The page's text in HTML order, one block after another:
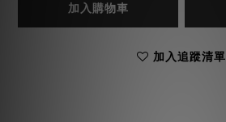
加入購物車
加入追蹤清單